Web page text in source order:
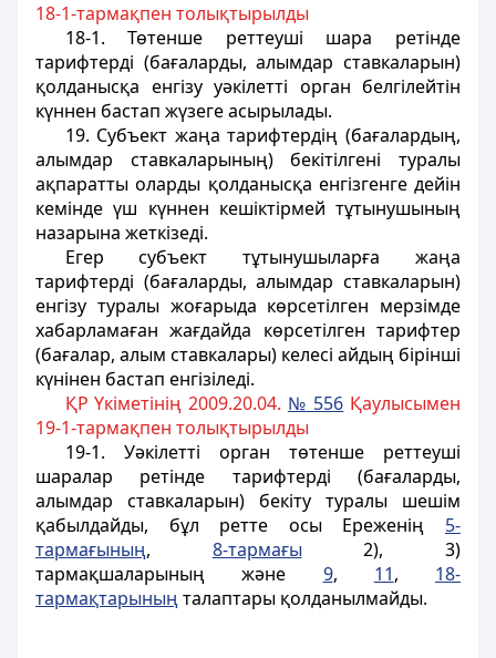
18-1-тармақпен толықтырылды
18-1. Төтенше реттеуші шара ретінде
тарифтерді (бағаларды, алымдар ставкаларын)
қолданысқа енгізу уәкілетті орган белгілейтін
күннен бастап жүзеге асырылады.
19. Субъект жаңа тарифтердің (бағалардың,
алымдар ставкаларының) бекітілгені туралы
ақпаратты оларды қолданысқа енгізгенге дейін
кемінде үш күннен кешіктірмей тұтынушының
назарына жеткізеді.
Егер субъект тұтынушыларға жаңа
тарифтерді (бағаларды, алымдар ставкаларын)
енгізу туралы жоғарыда көрсетілген мерзімде
хабарламаған жағдайда көрсетілген тарифтер
(бағалар, алым ставкалары) келесі айдың бірінші
күнінен бастап енгізіледі.
ҚР Үкіметінің 2009.20.04. № 556 Қаулысымен
19-1-тармақпен толықтырылды
19-1. Уәкілетті орган төтенше реттеуші
шаралар ретінде тарифтерді (бағаларды,
алымдар ставкаларын) бекіту туралы шешім
қабылдайды, бұл ретте осы Ереженің 5-
тармағының, 8-тармағы 2), 3)
тармақшаларының және 9, 11, 18-
тармақтарының талаптары қолданылмайды.